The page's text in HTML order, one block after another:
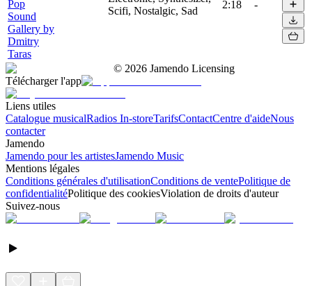
Pop
Sound
Gallery by
Dmitry
Taras
Scifi, Nostalgic, Sad
2:18 -
© 2026 Jamendo Licensing
Télécharger l'app
Liens utiles
Catalogue musicalRadios In-storeTarifsContactCentre d'aideNous
contacter
Jamendo
Jamendo pour les artistesJamendo Music
Mentions légales
Conditions générales d'utilisationConditions de ventePolitique de
confidentialitéPolitique des cookiesViolation de droits d'auteur
Suivez-nous